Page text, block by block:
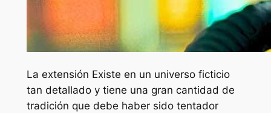
La extensión Existe en un universo ficticio
tan detallado y tiene una gran cantidad de
tradición que debe haber sido tentador